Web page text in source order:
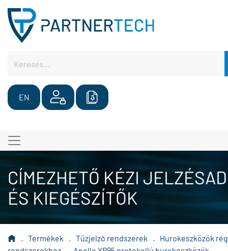
EN
CÍMEZHETŐ KÉZI
ÉS KIEGÉSZÍTŐK
. Termékek . Tűzjelző rendszerek .
Hurokeszközök